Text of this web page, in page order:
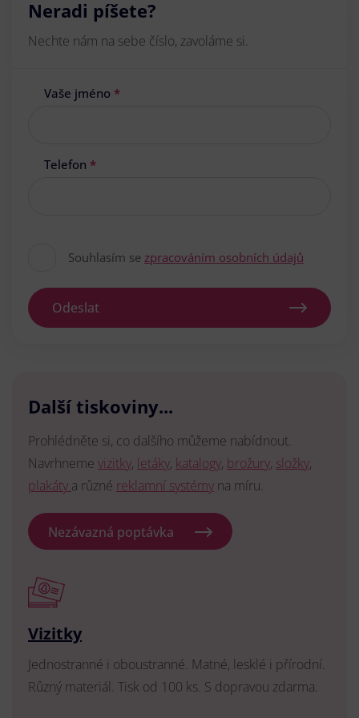
Neradi píšete?
Nechte nám na sebe číslo, zavoláme si.
Vaše jméno *
Telefon *
Souhlasím se zpracováním osobních údajů
Odeslat
Další tiskoviny...
Prohlédněte si, co dalšího můžeme nabídnout.
Navrhneme vizitky, letáky, katalogy, brožury, složky,
plakáty a různé reklamní systémy na míru.
Nezávazná poptávka
Vizitky
Jednostranné i oboustranné. Matné, lesklé i přírodní.
Různý materiál. Tisk od 100 ks. S dopravou zdarma.